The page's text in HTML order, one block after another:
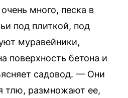
много, песка в
под плиткой, под
муравейники,
поверхность бетона и
садовод. — Они
тлю, размножают ее,